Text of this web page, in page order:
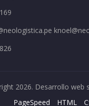
2026. Desarrollo web
PageSpeed
HTML